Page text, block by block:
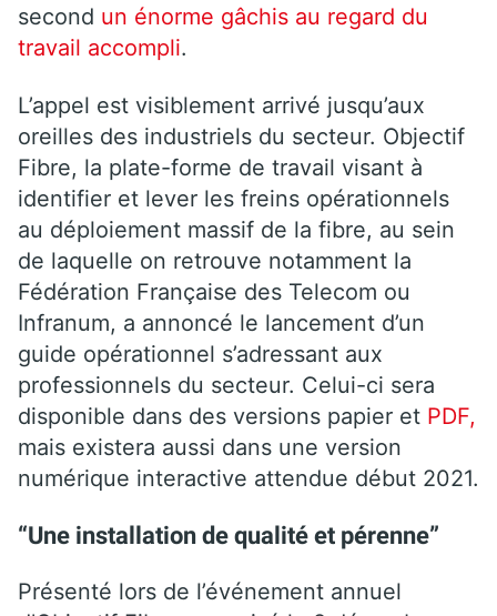
second un énorme gâchis au regard du
travail accompli.
L’appel est visiblement arrivé jusqu’aux
oreilles des industriels du secteur. Objectif
Fibre, la plate-forme de travail visant à
identifier et lever les freins opérationnels
au déploiement massif de la fibre, au sein
de laquelle on retrouve notamment la
Fédération Française des Telecom ou
Infranum, a annoncé le lancement d’un
guide opérationnel s’adressant aux
professionnels du secteur. Celui-ci sera
disponible dans des versions papier et PDF,
mais existera aussi dans une version
numérique interactive attendue début 2021.
“Une installation de qualité et pérenne”
Présenté lors de l’événement annuel